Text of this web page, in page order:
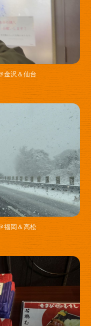
金沢＆仙台
福岡＆高松